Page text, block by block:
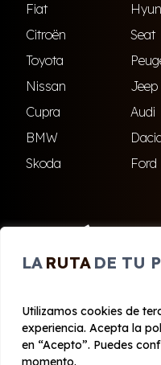
LA RUTA DE TU
Utilizamos cookies de
experiencia. Acepta la
en “Acepto”. Puedes
momento.
Fiat
Citroën
Seat
Toyota
Nissan
Jeep
Cupra
Audi
BMW
Skoda
Ford
El Ejido
© 2020 -
Aviso legal y Privacidad